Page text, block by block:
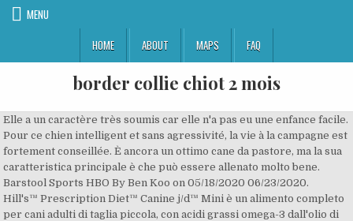
MENU
HOME
ABOUT MAPS FAQ
border collie chiot 2 mois
Elle a un caractère très soumis car elle n'a pas eu une enfance facile.
Pour ce chien intelligent et sans agressivité, la vie à la campagne est
fortement conseillée. È ancora un ottimo cane da pastore, ma la sua
caratteristica principale è che può essere allenato molto bene.
Barstool Sports HBO By Ben Koo on 05/18/2020 06/23/2020.
Hill's™Prescription Diet™ Canine j/d™ Mini è un alimento completo
per cani adulti di taglia piccola, con acidi grassi omega-3 dall'olio di